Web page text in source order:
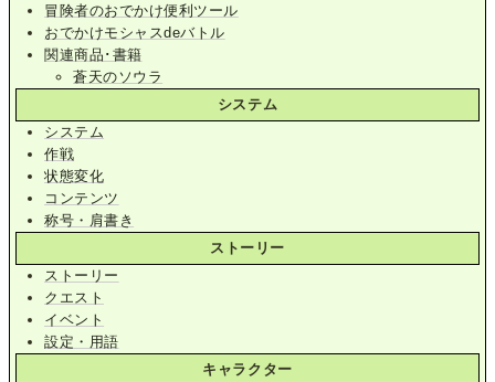
冒険者のおでかけ便利ツール
おでかけモシャスdeバトル
関連商品･書籍
蒼天のソウラ
システム
システム
作戦
状態変化
コンテンツ
称号・肩書き
ストーリー
ストーリー
クエスト
イベント
設定・用語
キャラクター